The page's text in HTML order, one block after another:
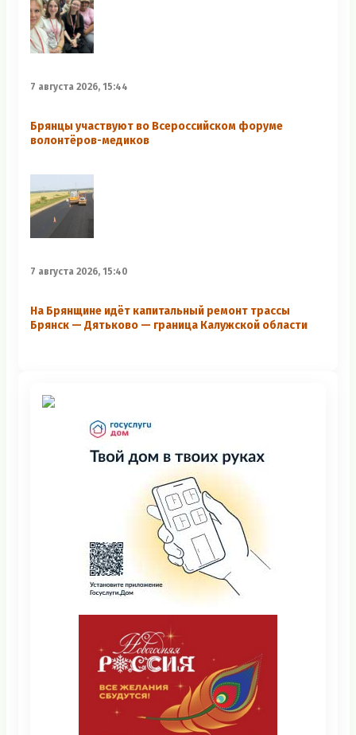
7 августа 2026, 15:44
Брянцы участвуют во Всероссийском форуме
волонтёров-медиков
7 августа 2026, 15:40
На Брянщине идёт капитальный ремонт трассы
Брянск — Дятьково — граница Калужской области